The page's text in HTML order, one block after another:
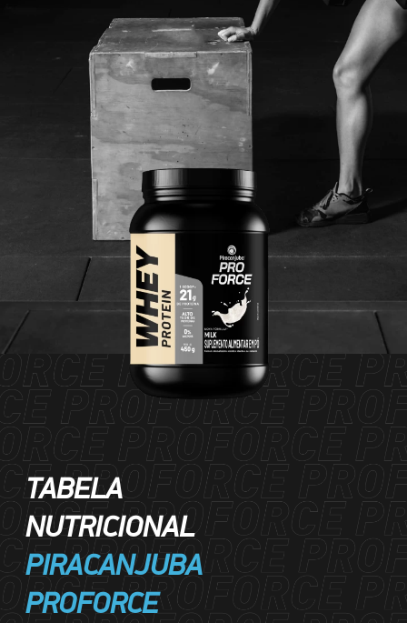
TABELA
NUTRICIONAL
PIRACANJUBA
PROFORCE